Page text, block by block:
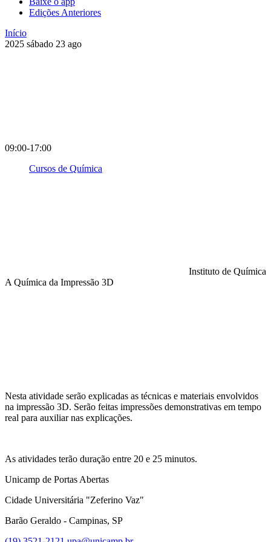
Edições Anteriores
Início
2025 sábado 23 ago
09:00-17:00
Cursos de Química
Instituto de Química
A Química da Impressão 3D
Nesta atividade serão explicadas as técnicas e materiais envolvidos
na impressão 3D. Serão feitas impressões demonstrativas em tempo
real para auxiliar nas explicações.
As atividades terão duração entre 20 e 25 minutos.
Unicamp de Portas Abertas
Cidade Universitária "Zeferino Vaz"
Barão Geraldo - Campinas, SP